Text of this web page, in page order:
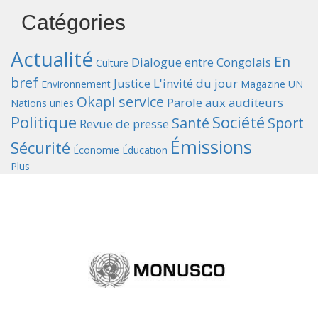
Catégories
Actualité Culture Dialogue entre Congolais En
bref Environnement Justice L'invité du jour Magazine UN
Nations unies Okapi service Parole aux auditeurs
Politique Revue de presse Santé Société Sport
Sécurité Économie Éducation Émissions
Plus